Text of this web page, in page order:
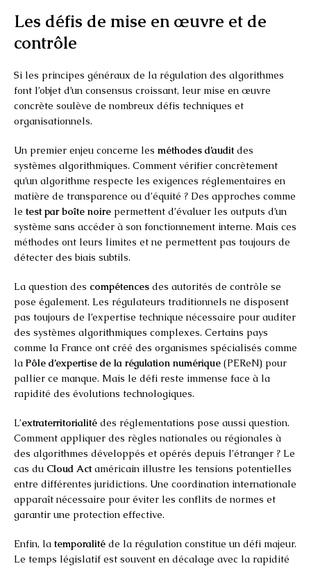
Les défis de mise en œuvre et de
contrôle
Si les principes généraux de la régulation des algorithmes
font l’objet d’un consensus croissant, leur mise en œuvre
concrète soulève de nombreux défis techniques et
organisationnels.
Un premier enjeu concerne les méthodes d’auditdes
systèmes algorithmiques. Comment vérifier concrètement
qu’un algorithme respecte les exigences réglementaires en
matière de transparence ou d’équité ? Des approches comme
le test par boîte noire permettent d’évaluer les outputs d’un
système sans accéder à son fonctionnement interne. Mais ces
méthodes ont leurs limites et ne permettent pas toujours de
détecter des biais subtils.
La question des compétences des autorités de contrôle se
pose également. Les régulateurs traditionnels ne disposent
pas toujours de l’expertise technique nécessaire pour auditer
des systèmes algorithmiques complexes. Certains pays
comme la France ont créé des organismes spécialisés comme
la Pôle d’expertise de la régulation numérique (PEReN) pour
pallier ce manque. Mais le défi reste immense face à la
rapidité des évolutions technologiques.
L’extraterritorialité des réglementations pose aussi question.
Comment appliquer des règles nationales ou régionales à
des algorithmes développés et opérés depuis l’étranger ? Le
cas du Cloud Actaméricain illustre les tensions potentielles
entre différentes juridictions. Une coordination internationale
apparaît nécessaire pour éviter les conflits de normes et
garantir une protection effective.
Enfin, la temporalité de la régulation constitue un défi majeur.
Le temps législatif est souvent en décalage avec la rapidité